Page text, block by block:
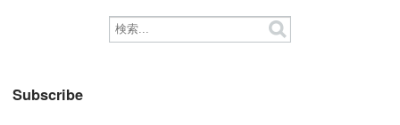
Subscribe